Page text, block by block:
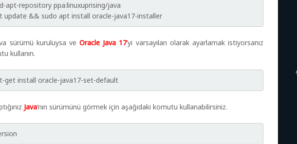
apt-repository ppa:linuxuprising/java
update && sudo apt install oracle-java17-installer
sürümü kuruluysa ve Oracle Java 17’yi varsayılan olarak ayarlamak istiyorsanız
kullanın.
get install oracle-java17-set-default
Java’nın sürümünü görmek için aşağıdaki komutu kullanabilirsiniz.